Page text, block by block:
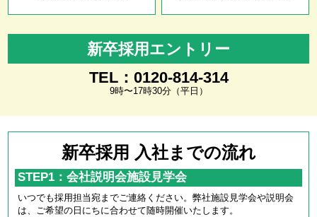
新卒採用エントリー
TEL：0120-814-314
9時〜17時30分（平日）
新卒採用 入社までの流れ
STEP1：会社説明会施設見学会
いつでも採用担当宛までご連絡ください。弊社施設見学会や説明会
は、ご希望の日にちに合わせて随時開催いたします。